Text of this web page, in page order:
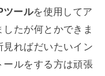
ツールを使用してア
たが何とかできま
見ればだいたいイン
ールをする方は頑張